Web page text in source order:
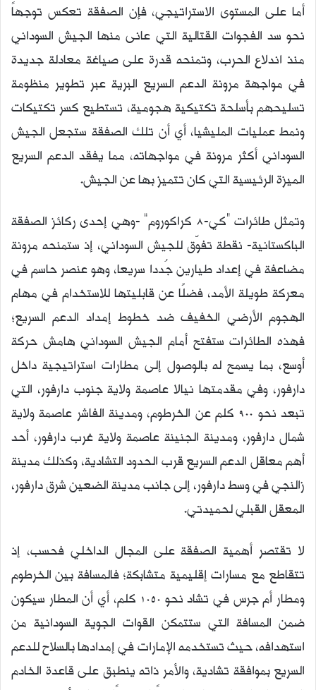
أما على المستوى الاستراتيجي، فإن الصفقة تعكس توجهاً
نحو سد الفجوات القتالية التي عانى منها الجيش السوداني
منذ اندلاع الحرب، وتمنحه قدرة على صياغة معادلة جديدة
في مواجهة مرونة الدعم السريع البرية عبر تطوير منظومة
تسليحهم بأسلحة تكتيكية هجومية، تستطيع كسر تكتيكات
ونمط عمليات المليشيا، أي أن تلك الصفقة ستجعل الجيش
السوداني أكثر مرونة في مواجهاته، مما يفقد الدعم السريع
الميزة الرئيسية التي كان تتميز بها عن الجيش.
وتمثل طائرات “كي-8 كراكوروم” -وهي إحدى ركائز الصفقة
الباكستانية- نقطة تفوّق للجيش السوداني، إذ ستمنحه مرونة
مضاعفة في إعداد طيارين جُددا سريعا، وهو عنصر حاسم في
معركة طويلة الأمد، فضلًا عن قابليتها للاستخدام في مهام
الهجوم الأرضي الخفيف ضد خطوط إمداد الدعم السريع؛
فهذه الطائرات ستفتح أمام الجيش السوداني هامش حركة
أوسع، بما يسمح له بالوصول إلى مطارات استراتيجية داخل
دارفور، وفي مقدمتها نيالا عاصمة ولاية جنوب دارفور، التي
تبعد نحو 900 كلم عن الخرطوم، ومدينة الفاشر عاصمة ولاية
شمال دارفور، ومدينة الجنينة عاصمة ولاية غرب دارفور، أحد
أهم معاقل الدعم السريع قرب الحدود التشادية، وكذلك مدينة
زالنجي في وسط دارفور، إلى جانب مدينة الضعين شرق دارفور،
المعقل القبلي لحميدتي.
لا تقتصر أهمية الصفقة على المجال الداخلي فحسب، إذ
تتقاطع مع مسارات إقليمية متشابكة؛ فالمسافة بين الخرطوم
ومطار أم جرس في تشاد نحو 1050 كلم، أي أن المطار سيكون
ضمن المسافة التي ستتمكن القوات الجوية السودانية من
استهدافه، حيث تستخدمه الإمارات في إمدادها بالسلاح للدعم
السريع بموافقة تشادية، والأمر ذاته ينطبق على قاعدة الخادم